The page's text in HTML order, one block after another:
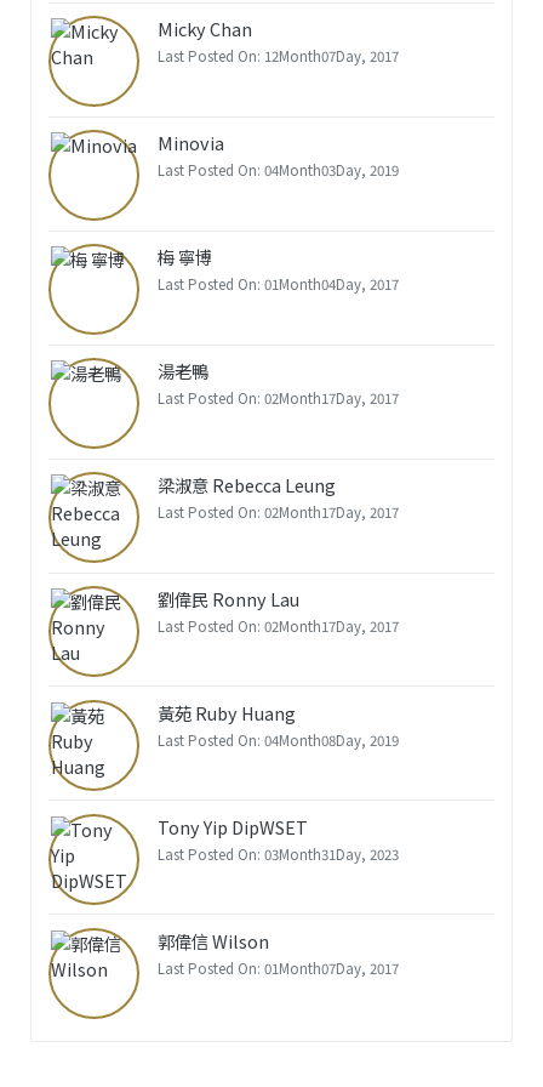
Micky Chan
Last Posted On: 12Month07Day, 2017
Minovia
Last Posted On: 04Month03Day, 2019
梅 寧博
Last Posted On: 01Month04Day, 2017
湯老鴨
Last Posted On: 02Month17Day, 2017
梁淑意 Rebecca Leung
Last Posted On: 02Month17Day, 2017
劉偉民 Ronny Lau
Last Posted On: 02Month17Day, 2017
黃苑 Ruby Huang
Last Posted On: 04Month08Day, 2019
Tony Yip DipWSET
Last Posted On: 03Month31Day, 2023
郭偉信 Wilson
Last Posted On: 01Month07Day, 2017